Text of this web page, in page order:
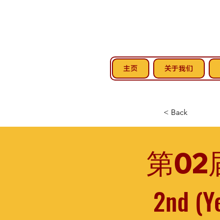
主页 关于我们
< Back
第02
2nd